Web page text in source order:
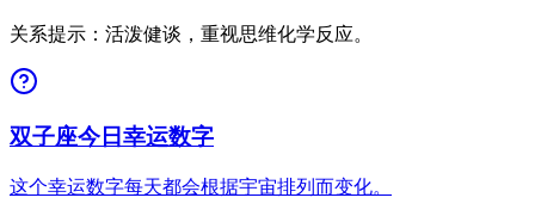
关系提示：活泼健谈，重视思维化学反应。
双子座今日幸运数字
这个幸运数字每天都会根据宇宙排列而变化。